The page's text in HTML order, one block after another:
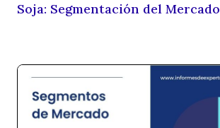
Soja: Segmentación del Mercado